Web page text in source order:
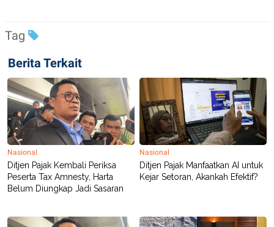
SITEMAP
PEDOMAN
PEMBERITAAN
SIBER
PRIVACY
POLICY
Tag
Berita Terkait
Nasional
Ditjen Pajak Kembali Periksa
Peserta Tax Amnesty, Harta
Belum Diungkap Jadi Sasaran
Nasional
Ditjen Pajak Manfaatkan AI untuk
Kejar Setoran, Akankah Efektif?